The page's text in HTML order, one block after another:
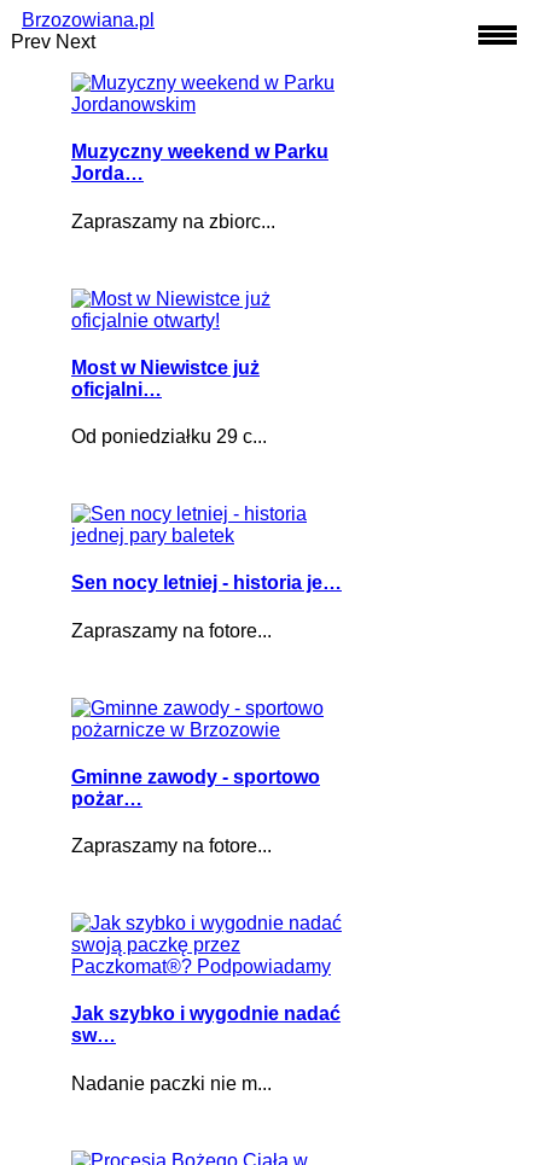
Brzozowiana.pl
Muzyczny weekend w Parku
Jorda…
Zapraszamy na zbiorc...
Most w Niewistce już
oficjalni…
Od poniedziałku 29 c...
Sen nocy letniej - historia je…
Zapraszamy na fotore...
Gminne zawody - sportowo
pożar…
Zapraszamy na fotore...
Jak szybko i wygodnie nadać
sw…
Nadanie paczki nie m...
Prev Next